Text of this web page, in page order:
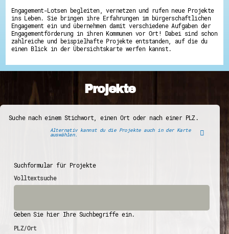
Engagement-Lotsen begleiten, vernetzen und rufen neue Projekte
ins Leben. Sie bringen ihre Erfahrungen im bürgerschaftlichen
Engagement ein und übernehmen damit verschiedene Aufgaben der
Engagementförderung in ihren Kommunen vor Ort! Dabei sind schon
zahlreiche und beispielhafte Projekte entstanden, auf die du
einen Blick in der Übersichtskarte werfen kannst.
Projekte
Suche nach einem Stichwort, einen Ort oder nach einer PLZ.
Alternativ kannst du die Projekte auch in der Karte
auswählen.
Suchformular für Projekte
Volltextsuche
Geben Sie hier Ihre Suchbegriffe ein.
PLZ/Ort